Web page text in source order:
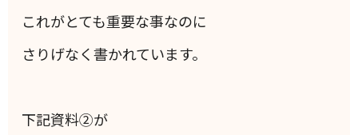
これがとても重要な事なのに
さりげなく書かれています。
下記資料②が